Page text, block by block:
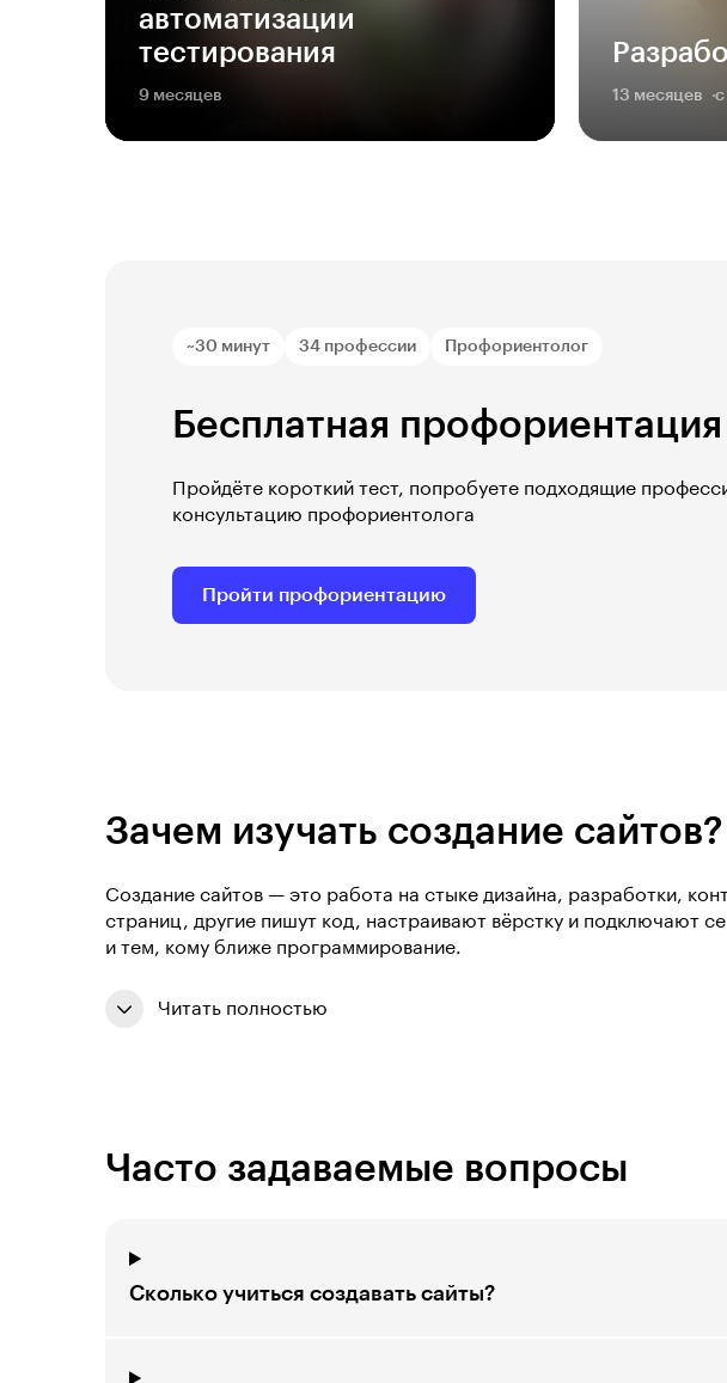
автоматизации
тестирования
9 месяцев 13 месяцев
~30 минут 34 профессии Профориентолог
Бесплатная профориентация
Пройдёте короткий тест, попробуете подходящие
консультацию профориентолога
Пройти профориентацию
Зачем изучать создание сайтов?
Создание сайтов — это работа на стыке дизайна, разработки,
страниц, другие пишут код, настраивают вёрстку и подключают
и тем, кому ближе программирование.
Читать полностью
Часто задаваемые вопросы
Сколько учиться создавать сайты?